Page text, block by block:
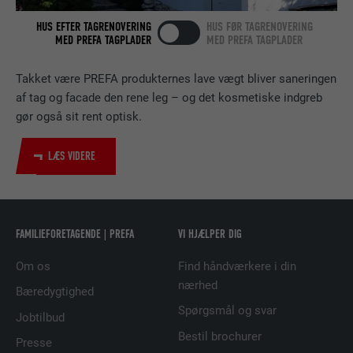
Takket være PREFA produkternes lave vægt bliver saneringen
af tag og facade den rene leg – og det kosmetiske indgreb
gør også sit rent optisk.
LÆS VIDERE
HUS EFTER TAGRENOVERING
MED PREFA TAGPLADER
HUS FØR TAGRENOVERING
MED PREFA TAGPLADER
FAMILIEFORETAGENDE | PREFA
Om os
Bæredygtighed
Jobtilbud
Presse
VI HJÆLPER DIG
Find håndværkere i din
nærhed
Spørgsmål og svar
Bestil brochurer
LinkedIn
FORLØB 2 år
FORMÅL
LinkedIn til at spore brugen af indlejrede
FORLØB